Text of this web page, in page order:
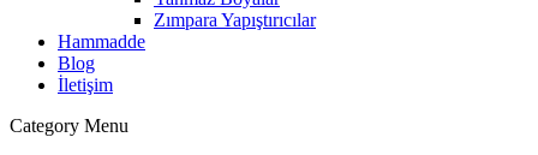
Zımpara Yapıştırıcılar
Hammadde
Blog
İletişim
Category Menu